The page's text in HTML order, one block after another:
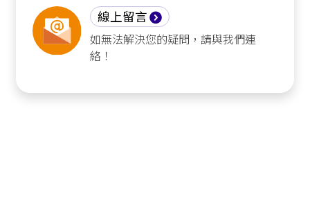
線上留言
如無法解決您的疑問，請與我們連
絡！